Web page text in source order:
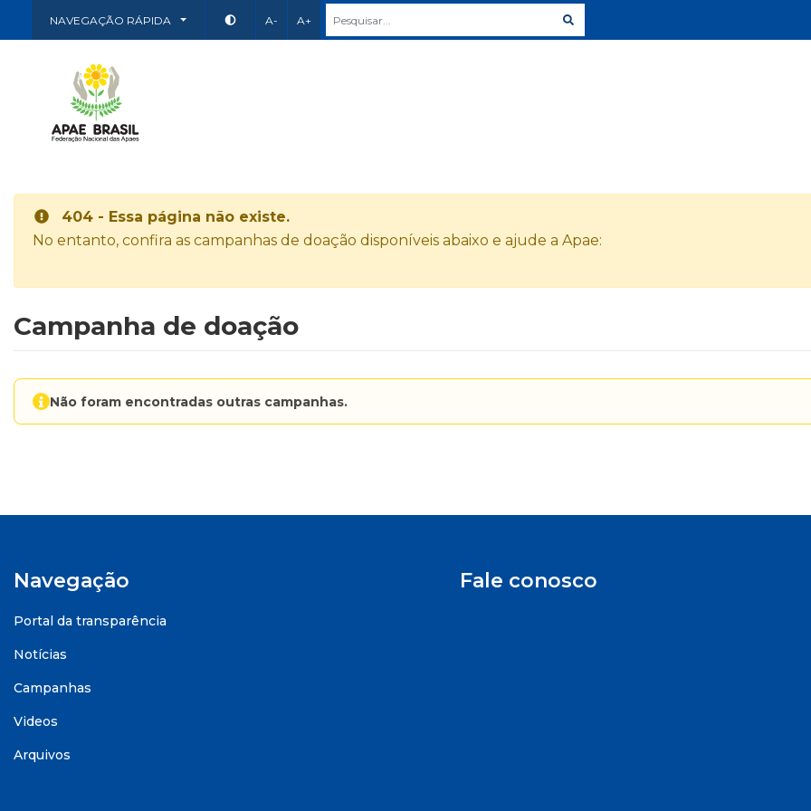
NAVEGAÇÃO RÁPIDA A- A+
404 - Essa página não existe.
No entanto, confira as campanhas de doação disponíveis abaixo e ajude a Apae:
Campanha de doação
Não foram encontradas outras campanhas.
Navegação
Portal da transparência
Notícias
Campanhas
Videos
Arquivos
Fale conosco